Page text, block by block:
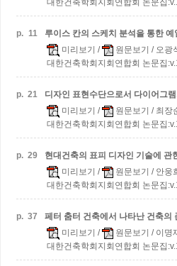
대한건축학회지회연합회 논문집
p. 11
루이스 칸의 스케치 분석을 통한
미리보기 / 원문보기 / 오광
대한건축학회지회연합회 논문집
p. 21
디자인 표현수단으로서 다이어그
미리보기 / 원문보기 / 최장
대한건축학회지회연합회 논문집
p. 29 현대건축의 표피 디자인 기술에 관
미리보기 / 원문보기 / 안웅
대한건축학회지회연합회 논문집
p. 37
페터 춤터 건축에서 나타난 건축의
미리보기 / 원문보기 / 이명
대한건축학회지회연합회 논문집